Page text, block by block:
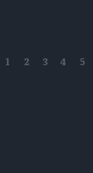
1 2 3 4 5